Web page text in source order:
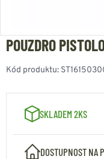
POUZDRO
Kód produktu:
SKLADEM 2KS
DOSTUPNOST NA